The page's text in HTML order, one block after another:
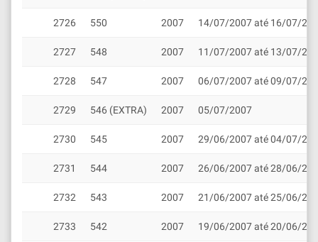
2726 550 2007 14/07/2007 até 16/07/
2727 548 2007 11/07/2007 até 13/07/
2728 547 2007 06/07/2007 até 09/07/
2729 546 (EXTRA) 2007 05/07/2007
2730 545 2007 29/06/2007 até 04/07/
2731 544 2007 26/06/2007 até 28/06/
2732 543 2007 21/06/2007 até 25/06/
2733 542 2007 19/06/2007 até 20/06/